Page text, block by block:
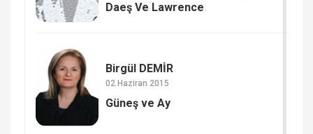
Daeş Ve Lawrence
Birgül DEMİR
02 Haziran 2015
Güneş ve Ay